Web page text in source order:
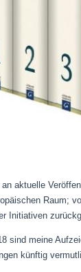
aktuelle
Raum;
Initiativen
sind meine
künftig